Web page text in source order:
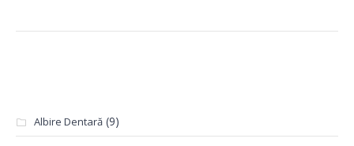
Albire Dentară (9)